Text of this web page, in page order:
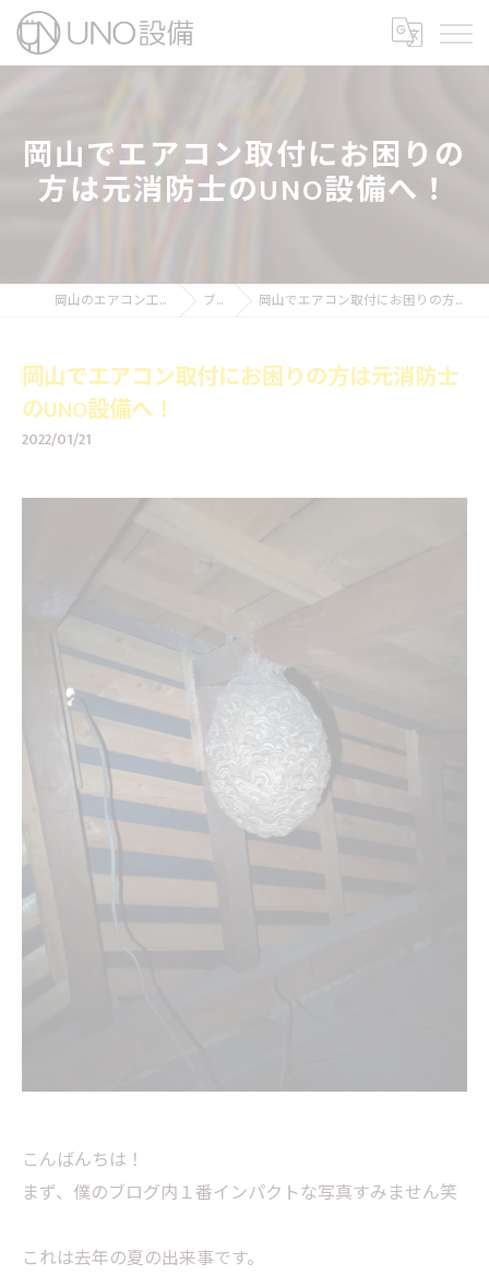
岡山でエアコン取付にお困りの
方は元消防士のUNO設備へ！
岡山のエアコン工事ならUNO設備 ブログ 岡山でエアコン取付にお困りの方は元消防士のUNO設備へ！
岡山でエアコン取付にお困りの方は元消防士
のUNO設備へ！
2022/01/21
こんばんちは！
まず、僕のブログ内１番インパクトな写真すみません笑
これは去年の夏の出来事です。